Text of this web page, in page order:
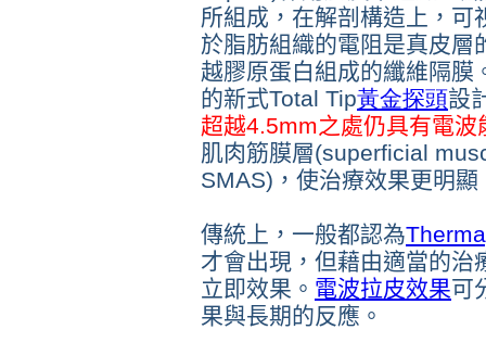
所組成，在解剖構造上，可
於脂肪組織的電阻是真皮層
越膠原蛋白組成的纖維隔膜
的新式Total Tip黃金探頭設
超越4.5mm之處仍具有電波
肌肉筋膜層(superficial
SMAS)，使治療效果更明顯
傳統上，一般都認為
才會出現，但藉由適當的治
立即效果。 電波拉皮效果可
果與長期的反應。